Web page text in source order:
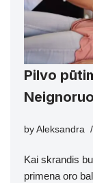
Pilvo
by Aleksandra
Kai skrandis
primena oro